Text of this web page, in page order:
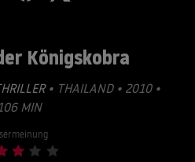
Königskobra
• THAILAND • 2010 •
MIN